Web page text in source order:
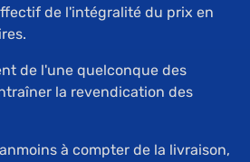
de l'intégralité du prix en
de l'une quelconque des
la revendication des
à compter de la livraison,